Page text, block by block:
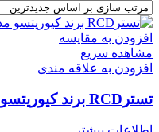
افزودن به مقایسه
مشاهده سریع
افزودن به علاقه مندی
تسترRCD برند کیوریتسو مدل KYORITSU 5410